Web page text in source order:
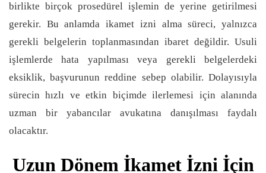
birlikte birçok prosedürel işlemin de yerine getirilmesi
gerekir. Bu anlamda ikamet izni alma süreci, yalnızca
gerekli belgelerin toplanmasından ibaret değildir. Usuli
işlemlerde hata yapılması veya gerekli belgelerdeki
eksiklik, başvurunun reddine sebep olabilir. Dolayısıyla
sürecin hızlı ve etkin biçimde ilerlemesi için alanında
uzman bir yabancılar avukatına danışılması faydalı
olacaktır.
Uzun Dönem İkamet İzni İçin